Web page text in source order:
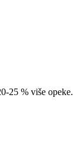
25 % više opeke.